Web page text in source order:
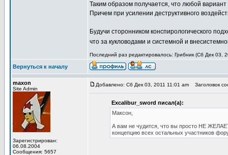
Таким образом получается, что любой
Причем при усилении деструктивного
Будучи сторонником конспирологического
что за кукловодами и системной и
Последний раз редактировалось: Грибник (Сб Дек 03,
Вернуться к началу
maxon
Site Admin
Зарегистрирован:
06.08.2004
Сообщения: 5657
Добавлено: Сб Дек 03, 2011 11:01 am Заголовок
Excalibur_sword писал(а):
Максон,
А вам не чудится, что вы просто НЕ
концепцию всех остальных участников